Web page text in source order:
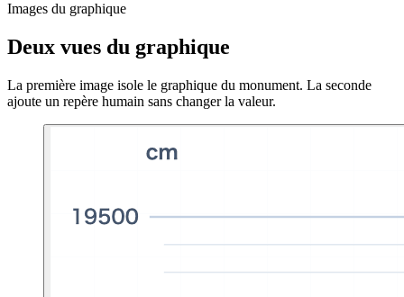
Images du graphique
Deux vues du graphique
La première image isole le graphique du monument. La seconde
ajoute un repère humain sans changer la valeur.